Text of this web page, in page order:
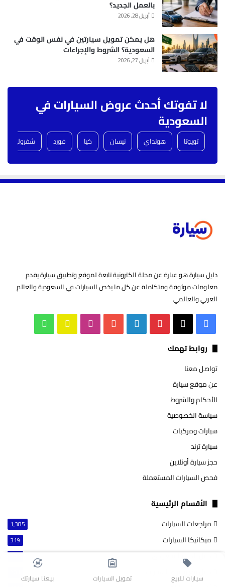
بالعمل الجديد؟
أبريل 28, 2026
هل يمكن تمويل سيارتين في نفس الوقت في
السعودية؟ الشروط والإجراءات
أبريل 27, 2026
لا تفوتك أحدث عروض السيارات في
السعودية
تويوتا هونداي نيسان كيا فورد شفروليه
دليل سيارة هو عبارة عن مجلة الكترونية تابعة لموقع وتطبيق سيارة يقدم
معلومات موثوقة ومتكاملة عن كل ما يخص السيارات في السعودية والعالم
العربي والعالمي
فيسبوك بينتيريست لينكدإن ‫YouTube انستقرام سناب
روابط تهمك
تواصل معنا
عن موقع سيارة
الأحكام والشروط
سياسة الخصوصية
سيارات ومركبات
سيارة ترند
حجز سيارة أونلاين
فحص السيارات المستعملة
الأقسام الرئيسية
مراجعات السيارات 1٬385
ميكانيكا السيارات 319
دليل المرور السعودي
سيارات للبيع تمويل السيارات بيعنا سيارتك